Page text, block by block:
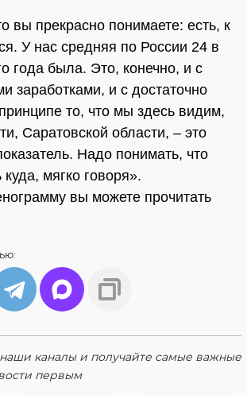
вы прекрасно понимаете: есть, к
У нас средняя по России 24 в
года была. Это, конечно, и с
заработками, и с достаточно
то, что мы здесь видим,
Саратовской области, – это
Надо понимать, что
куда, мягко говоря».
вы можете прочитать
каналы и получайте самые важные
первым